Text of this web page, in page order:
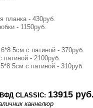
планка - 430руб.
- 1150руб.
с патиной - 370руб.
патиной - 2100руб.
с патиной - 310руб.
CLASSIC: 13915 руб.
каннелюр